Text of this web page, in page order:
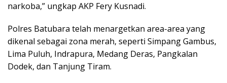
narkoba,” ungkap AKP Fery Kusnadi.
Polres Batubara telah menargetkan area-area yang
dikenal sebagai zona merah, seperti Simpang Gambus,
Lima Puluh, Indrapura, Medang Deras, Pangkalan
Dodek, dan Tanjung Tiram.